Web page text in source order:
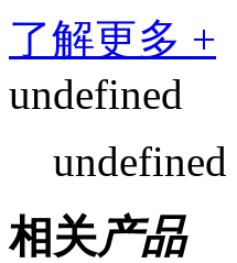
了解更多 +
undefined
undefined
相关产品